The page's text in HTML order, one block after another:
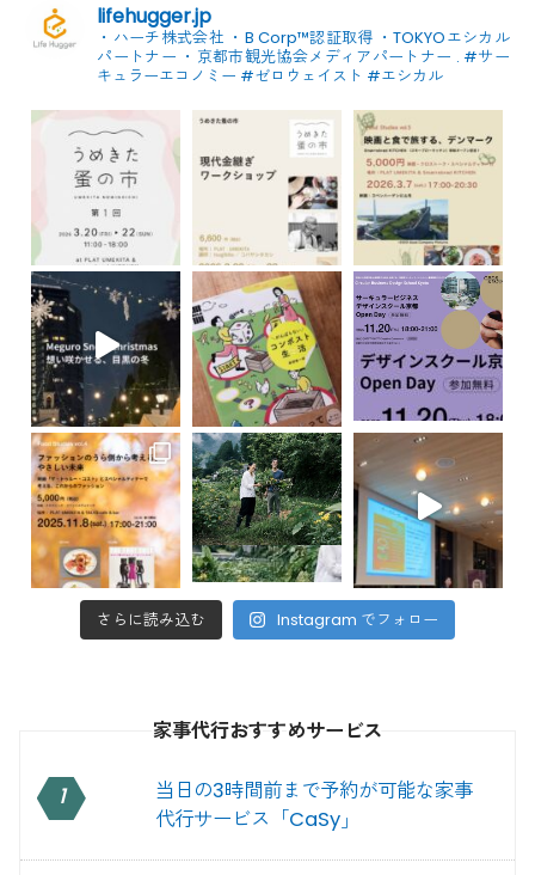
lifehugger.jp
・ハーチ株式会社 ・B Corp™認証取得 ・TOKYOエシカル
パートナー ・京都市観光協会メディアパートナー . #サー
キュラーエコノミー #ゼロウェイスト #エシカル
さらに読み込む Instagram でフォロー
家事代行おすすめサービス
1
当日の3時間前まで予約が可能な家事
代行サービス「CaSy」